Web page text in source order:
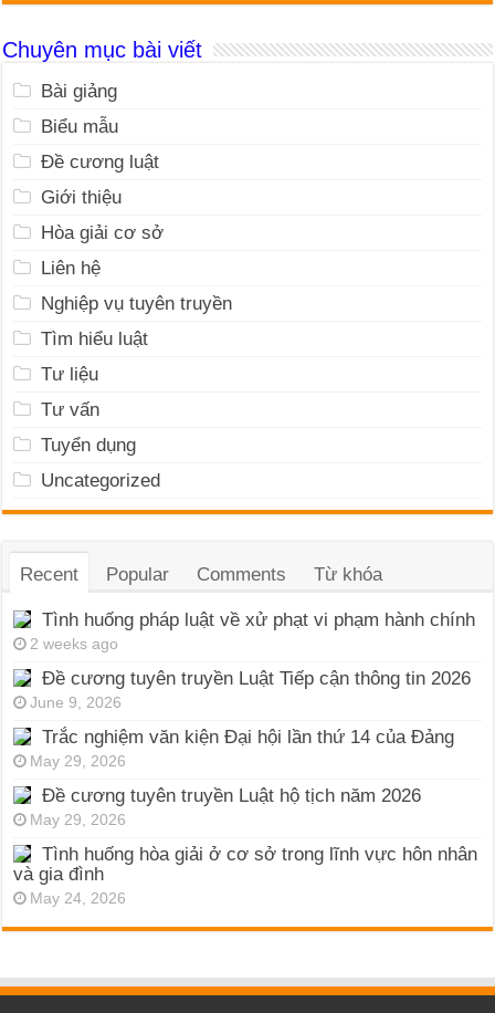
Chuyên mục bài viết
Bài giảng
Biểu mẫu
Đề cương luật
Giới thiệu
Hòa giải cơ sở
Liên hệ
Nghiệp vụ tuyên truyền
Tìm hiểu luật
Tư liệu
Tư vấn
Tuyển dụng
Uncategorized
Recent Popular Comments Từ khóa
Tình huống pháp luật về xử phạt vi phạm hành chính
2 weeks ago
Đề cương tuyên truyền Luật Tiếp cận thông tin 2026
June 9, 2026
Trắc nghiệm văn kiện Đại hội lần thứ 14 của Đảng
May 29, 2026
Đề cương tuyên truyền Luật hộ tịch năm 2026
May 29, 2026
Tình huống hòa giải ở cơ sở trong lĩnh vực hôn nhân
và gia đình
May 24, 2026